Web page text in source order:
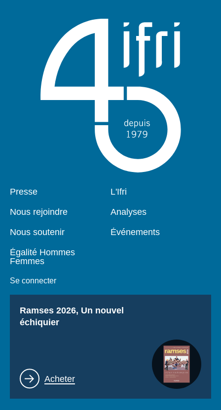
Pied
Presse
Nous rejoindre
Nous soutenir
Égalité Hommes
Femmes
Se connecter
Navigation
L'Ifri
Analyses
Événements
Titre
Ramses 2026, Un nouvel
échiquier
Lien
Acheter